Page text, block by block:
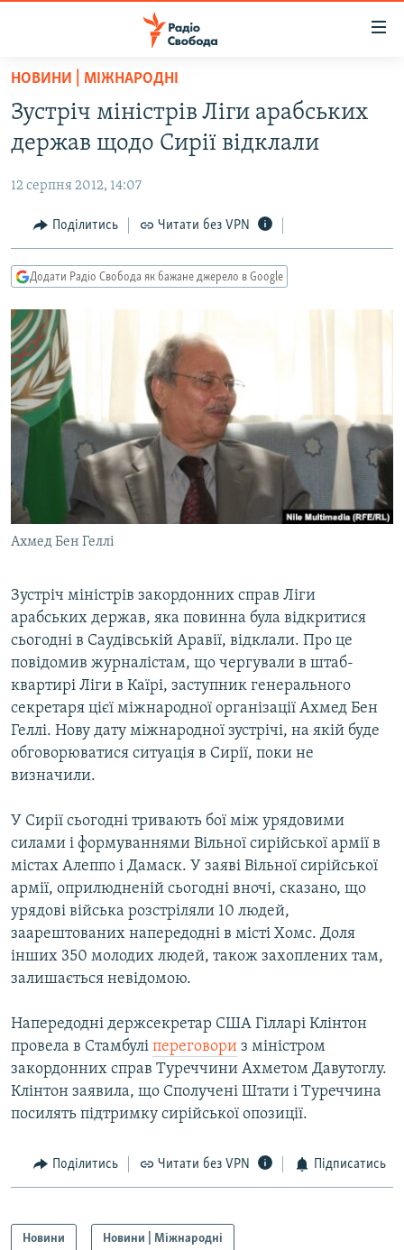
Перейти
основного
матеріалу
Перейти
до
навігації
Перейти
до
ВСЕ ЗА ДОБУ
СТАТТІ
ПОЛІТИКА
ЕКОНОМІКА
КУЛЬТУРА
СПОРТ
УКРАЇНА
СВІТ
ВІЙНА
РОСІЙСЬКА «ФІЛЬТРАЦІЯ»
КРИМ.РЕАЛІЇ
ТИ ЯК?
СХЕМИ
ПРИАЗОВ’Я
КИТАЙ.ВИКЛИКИ
МУЛЬТИМЕДІА
ФОТО
СПЕЦПРОЄКТИ
ПОДКАСТИ
КРИМ РЕАЛІЇ
РУС
УКР
КТАТ
ДОЛУЧАЙСЯ!
Усі сайти RFE/RL
НОВИНИ | МІЖНАРОДНІ
Зустріч міністрів Ліги арабських
держав щодо Сирії відклали
12 серпня 2012, 14:07
Поділитись Читати без VPN
Додати Радіо Свобода як бажане джерело в Google
Ахмед Бен Геллі
Зустріч міністрів закордонних справ Ліги
арабських держав, яка повинна була відкритися
сьогодні в Саудівській Аравії, відклали. Про це
повідомив журналістам, що чергували в штаб-
квартирі Ліги в Каїрі, заступник генерального
секретаря цієї міжнародної організації Ахмед Бен
Геллі. Нову дату міжнародної зустрічі, на якій буде
обговорюватися ситуація в Сирії, поки не
визначили.
У Сирії сьогодні тривають бої між урядовими
силами і формуваннями Вільної сирійської армії в
містах Алеппо і Дамаск. У заяві Вільної сирійської
армії, оприлюдненій сьогодні вночі, сказано, що
урядові війська розстріляли 10 людей,
заарештованих напередодні в місті Хомс. Доля
інших 350 молодих людей, також захоплених там,
залишається невідомою.
Напередодні держсекретар США Гілларі Клінтон
провела в Стамбулі переговори з міністром
закордонних справ Туреччини Ахметом Давутоглу.
Клінтон заявила, що Сполучені Штати і Туреччина
посилять підтримку сирійської опозиції.
Поділитись Читати без VPN Підписатись
Новини Новини | Міжнародні